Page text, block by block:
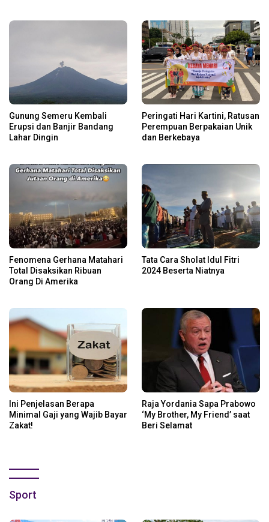
Gunung Semeru Kembali
Erupsi dan Banjir Bandang
Lahar Dingin
Peringati Hari Kartini, Ratusan
Perempuan Berpakaian Unik
dan Berkebaya
Fenomena Gerhana Matahari
Total Disaksikan Ribuan
Orang Di Amerika
Tata Cara Sholat Idul Fitri
2024 Beserta Niatnya
Ini Penjelasan Berapa
Minimal Gaji yang Wajib Bayar
Zakat!
Raja Yordania Sapa Prabowo
‘My Brother, My Friend’ saat
Beri Selamat
Sport